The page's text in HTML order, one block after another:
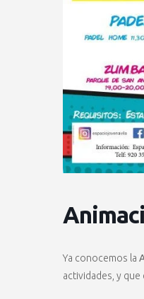
Ya conocemos la
actividades, y